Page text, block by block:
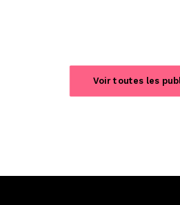
Voir toutes les